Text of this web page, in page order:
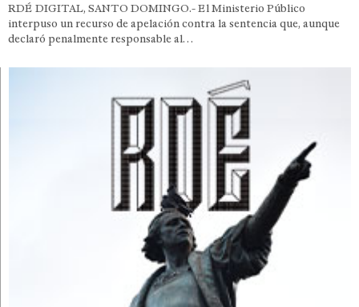
RDÉ DIGITAL, SANTO DOMINGO.- El Ministerio Público
interpuso un recurso de apelación contra la sentencia que, aunque
declaró penalmente responsable al…